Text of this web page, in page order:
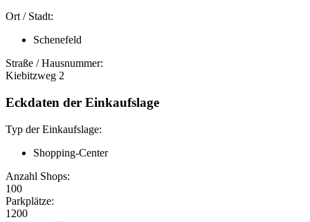
Ort / Stadt:
Schenefeld
Straße / Hausnummer:
Kiebitzweg 2
Eckdaten der Einkaufslage
Typ der Einkaufslage:
Shopping-Center
Anzahl Shops:
100
Parkplätze:
1200